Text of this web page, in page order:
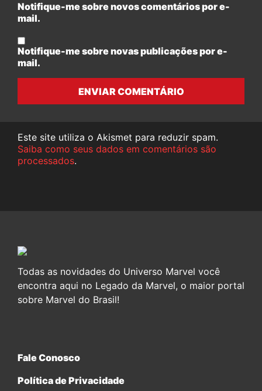
Notifique-me sobre novos comentários por e-
mail.
Notifique-me sobre novas publicações por e-
mail.
ENVIAR COMENTÁRIO
Este site utiliza o Akismet para reduzir spam.
Saiba como seus dados em comentários são
processados.
Todas as novidades do Universo Marvel você
encontra aqui no Legado da Marvel, o maior portal
sobre Marvel do Brasil!
Fale Conosco
Política de Privacidade